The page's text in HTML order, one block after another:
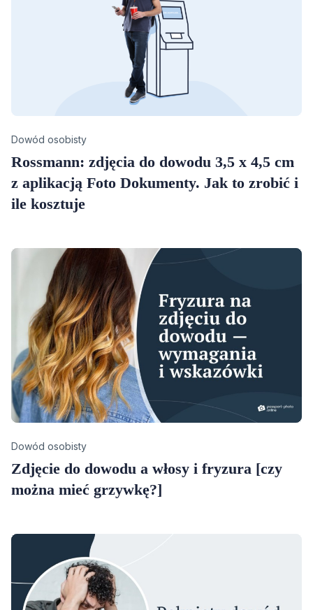
Category
Dowód osobisty
Rossmann: zdjęcia do dowodu 3,5 x 4,5 cm
z aplikacją Foto Dokumenty. Jak to zrobić i
ile kosztuje
Category
Dowód osobisty
Zdjęcie do dowodu a włosy i fryzura [czy
można mieć grzywkę?]